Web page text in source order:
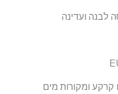
לבנה ועדינה
קרקע ומקורות מים